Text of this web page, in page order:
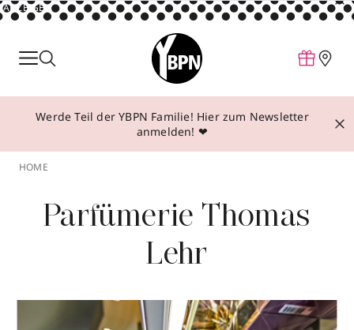
ANZEIGE
Parfum
Make-up
Behandlungen
Über YBPN
Werde Teil der YBPN Familie! Hier zum Newsletter
anmelden! ❤
HOME
Parfümerie Thomas
Lehr